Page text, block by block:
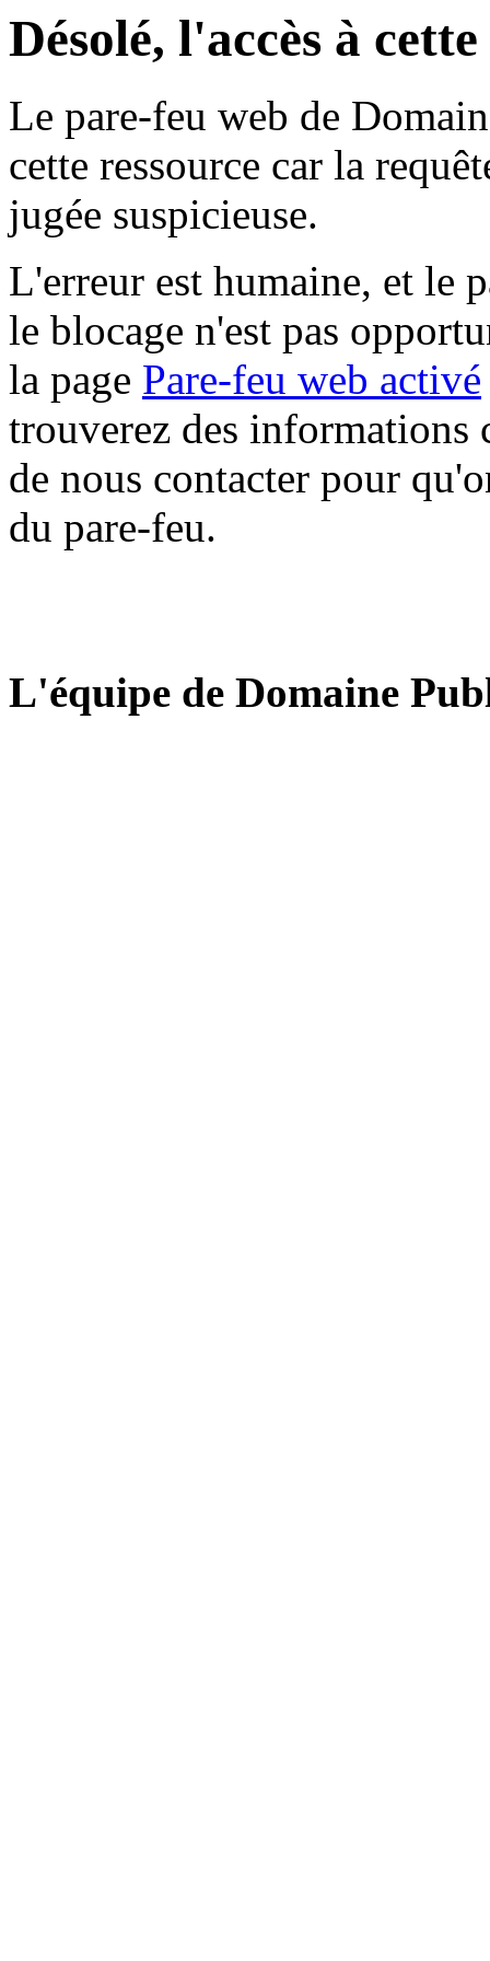
Désolé, l'accès à
Le pare-feu web de
cette ressource car la
jugée suspicieuse.
L'erreur est humaine, et le
le blocage n'est pas
la page Pare-feu web activé
trouverez des informations
de nous contacter pour
du pare-feu.
L'équipe de Domaine